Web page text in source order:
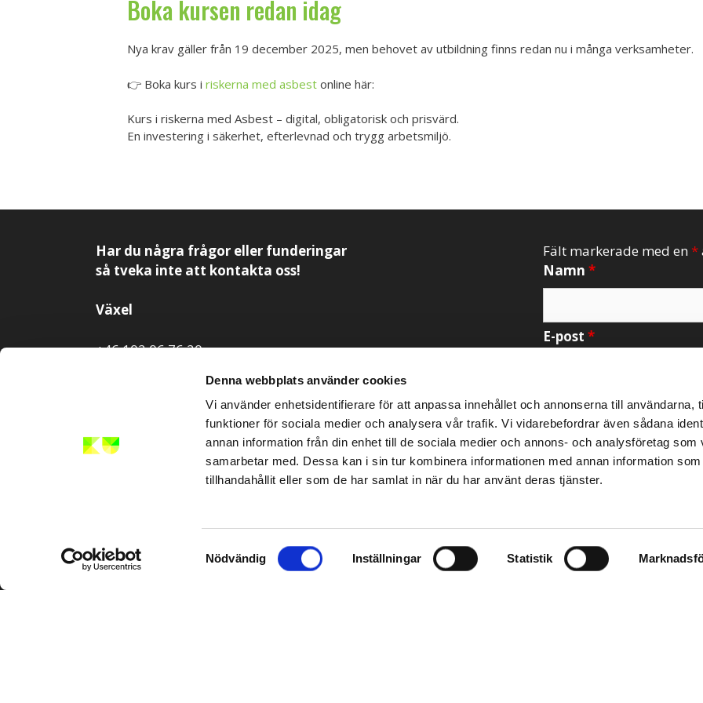
Denna webbplats använder cookies
Vi använder enhetsidentifierare för att anpassa innehållet och annonserna till användarna,
funktioner för sociala medier och analysera vår trafik. Vi vidarebefordrar även sådana
annan information från din enhet till de sociala medier och annons- och analysföretag som
samarbetar med. Dessa kan i sin tur kombinera informationen med annan information
tillhandahållit eller som de har samlat in när du har använt deras tjänster.
Samtyckesval
Nödvändig Inställningar Statistik
Boka kursen redan idag
Nya krav gäller från 19 december 2025, men behovet av utbildning finns redan nu i många verksamheter.
👉 Boka kurs i riskerna med asbest online här:
Kurs i riskerna med Asbest – digital, obligatorisk och prisvärd.
En investering i säkerhet, efterlevnad och trygg arbetsmiljö.
Har du några frågor eller funderingar
så tveka inte att kontakta oss!
Växel
+46 102 06 76 20
info@kompetensutveckla.se
Fält markerade med en*
Namn *
E-post *
Meddelande*